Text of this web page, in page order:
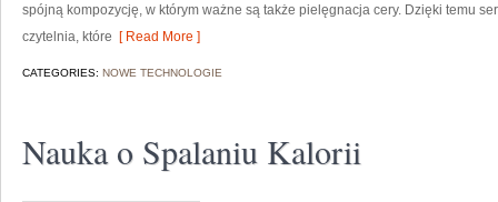
spójną kompozycję, w którym ważne są także pielęgnacja cery. Dzięki temu
czytelnia, które [ Read More ]
CATEGORIES: NOWE TECHNOLOGIE
Nauka o Spalaniu Kalorii